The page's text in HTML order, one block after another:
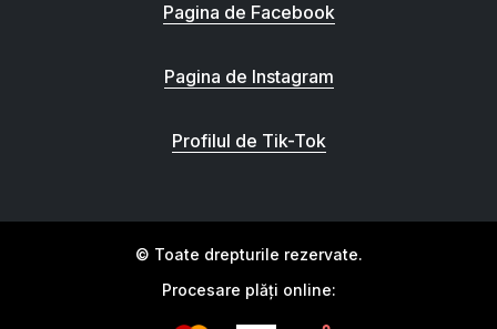
Pagina de Facebook
Pagina de Instagram
Profilul de Tik-Tok
© Toate drepturile rezervate.
Procesare plăți online: